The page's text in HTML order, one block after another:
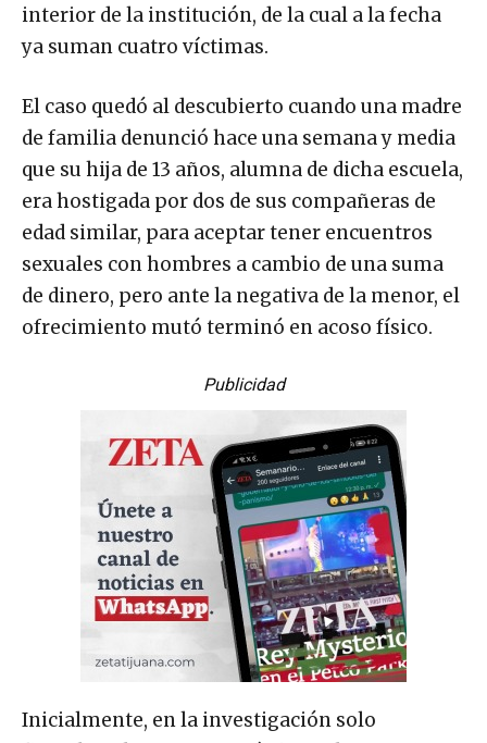
interior de la institución, de la cual a la fecha
ya suman cuatro víctimas.
El caso quedó al descubierto cuando una madre
de familia denunció hace una semana y media
que su hija de 13 años, alumna de dicha escuela,
era hostigada por dos de sus compañeras de
edad similar, para aceptar tener encuentros
sexuales con hombres a cambio de una suma
de dinero, pero ante la negativa de la menor, el
ofrecimiento mutó terminó en acoso físico.
Publicidad
Inicialmente, en la investigación solo